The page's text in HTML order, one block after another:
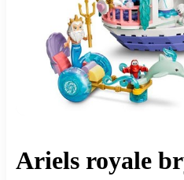
Ariels royale